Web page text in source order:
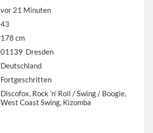
vor 21 Minuten
43
178 cm
01139 Dresden
Deutschland
Fortgeschritten
Discofox, Rock ’n’ Roll / Swing / Boogie,
West Coast Swing, Kizomba